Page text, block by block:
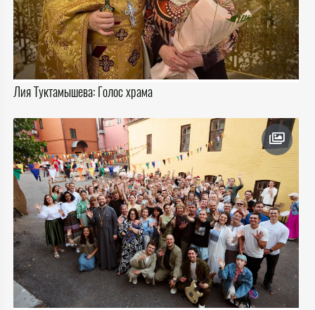
Лия Туктамышева: Голос храма